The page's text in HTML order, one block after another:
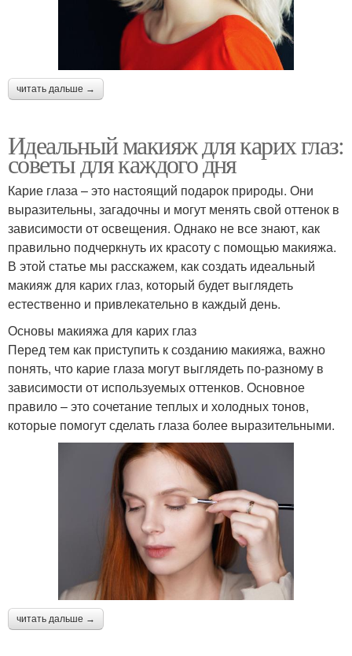
читать дальше →
Идеальный макияж для карих глаз:
советы для каждого дня
Карие глаза – это настоящий подарок природы. Они
выразительны, загадочны и могут менять свой оттенок в
зависимости от освещения. Однако не все знают, как
правильно подчеркнуть их красоту с помощью макияжа.
В этой статье мы расскажем, как создать идеальный
макияж для карих глаз, который будет выглядеть
естественно и привлекательно в каждый день.
Основы макияжа для карих глаз
Перед тем как приступить к созданию макияжа, важно
понять, что карие глаза могут выглядеть по-разному в
зависимости от используемых оттенков. Основное
правило – это сочетание теплых и холодных тонов,
которые помогут сделать глаза более выразительными.
читать дальше →